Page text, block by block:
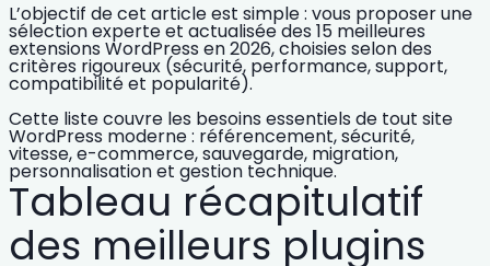
L’objectif de cet article est simple : vous proposer une
sélection experte et actualisée des 15 meilleures
extensions WordPress en 2026, choisies selon des
critères rigoureux (sécurité, performance, support,
compatibilité et popularité).
Cette liste couvre les besoins essentiels de tout site
WordPress moderne : référencement, sécurité,
vitesse, e-commerce, sauvegarde, migration,
personnalisation et gestion technique.
Tableau récapitulatif
des meilleurs plugins